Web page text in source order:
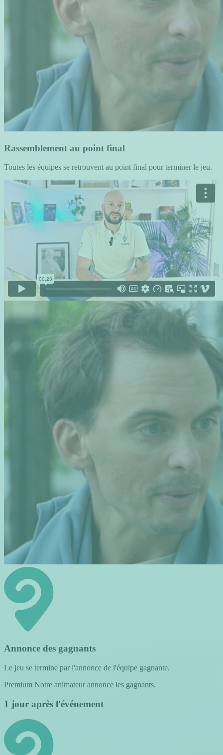
Rassemblement au point final
Toutes les équipes se retrouvent au point final pour terminer le jeu.
Annonce des gagnants
Le jeu se termine par l'annonce de l'équipe gagnante.
Premium Notre animateur annonce les gagnants.
1 jour après l'événement